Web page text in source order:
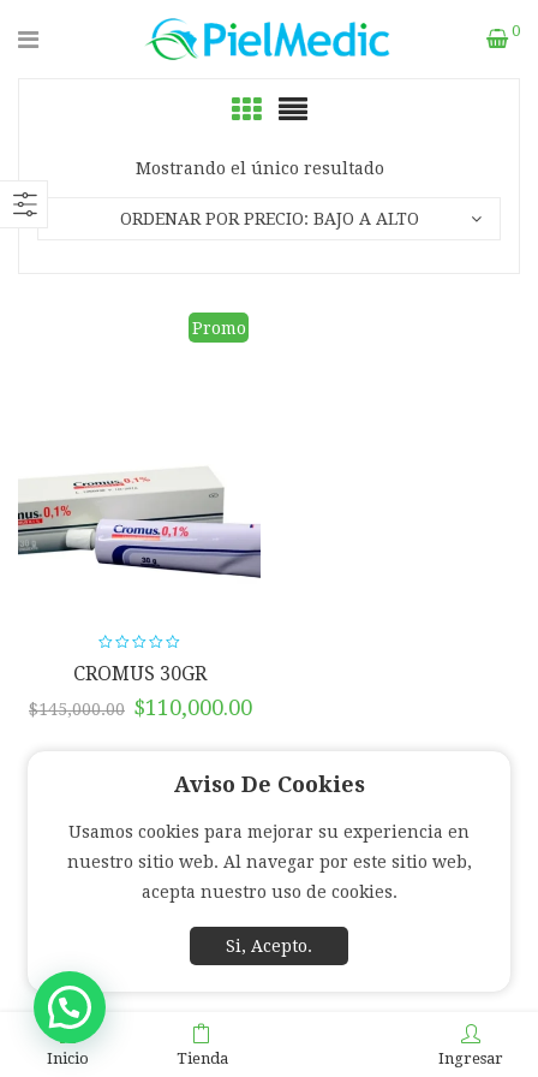
0
Mostrando el único resultado
ORDENAR POR PRECIO: BAJO A ALTO
Promo
CROMUS 30GR
$145,000.00 El
$145,000.00.
$110,000.00El
es:
$110,000.00.
Inicio Tienda Ingresar
Aviso De Cookies
Usamos cookies para mejorar su experiencia en
nuestro sitio web. Al navegar por este sitio web,
acepta nuestro uso de cookies.
Si, Acepto.